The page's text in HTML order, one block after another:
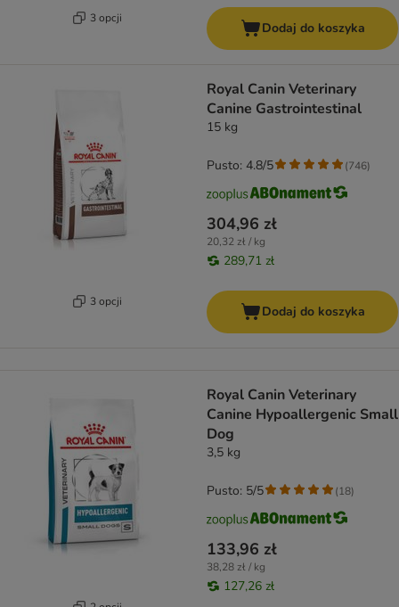
3 opcji
Dodaj do koszyka
3 opcji
Royal Canin Veterinary
Canine Gastrointestinal
15 kg
304,96 zł
20,32 zł / kg
289,71 zł
Pusto: 4.8/5 (746)
Dodaj do koszyka
Royal Canin Veterinary
Canine Hypoallergenic Small
Dog
3,5 kg
133,96 zł
38,28 zł / kg
127,26 zł
Pusto: 5/5 (18)